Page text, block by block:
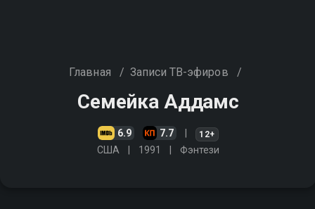
Главная / Записи ТВ-эфиров /
Семейка Аддамс
6.9 7.7 12+
США 1991 Фэнтези